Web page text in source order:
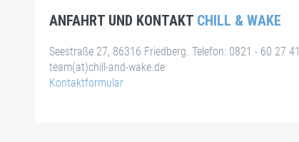
ANFAHRT UND KONTAKT CHILL & WAKE
Seestraße 27, 86316 Friedberg. Telefon: 0821 - 60 27 41
team(at)chill-and-wake.de
Kontaktformular